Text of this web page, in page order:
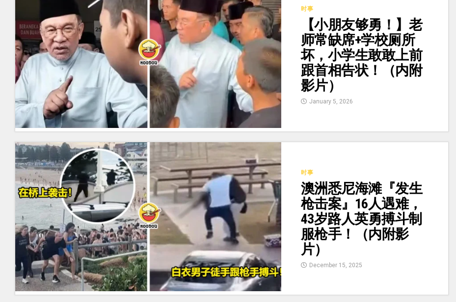
时事
【小朋友够勇！】老
师常缺席+学校厕所
坏，小学生敢敢上前
跟首相告状！（内附
影片）
January 5, 2026
时事
澳洲悉尼海滩『发生
枪击案』16人遇难，
43岁路人英勇搏斗制
服枪手！（内附影
片）
December 15, 2025